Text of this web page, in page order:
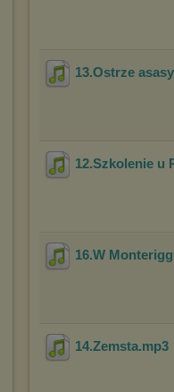
13.Ostrze
12.Szkolenie u
16.W
14.Zemsta.mp3